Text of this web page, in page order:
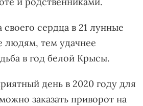
сердца в 21 лунные
людям, тем удачнее
в год белой Крысы.
день в 2020 году для
заказать приворот на